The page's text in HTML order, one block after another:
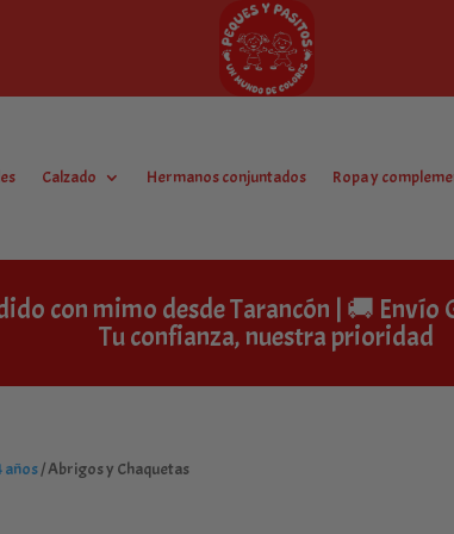
Calzado Hermanos conjuntados Ropa y
con mimo desde Tarancón | 🚚 Envío
Tu confianza, nuestra prioridad
años/ Abrigos y Chaquetas